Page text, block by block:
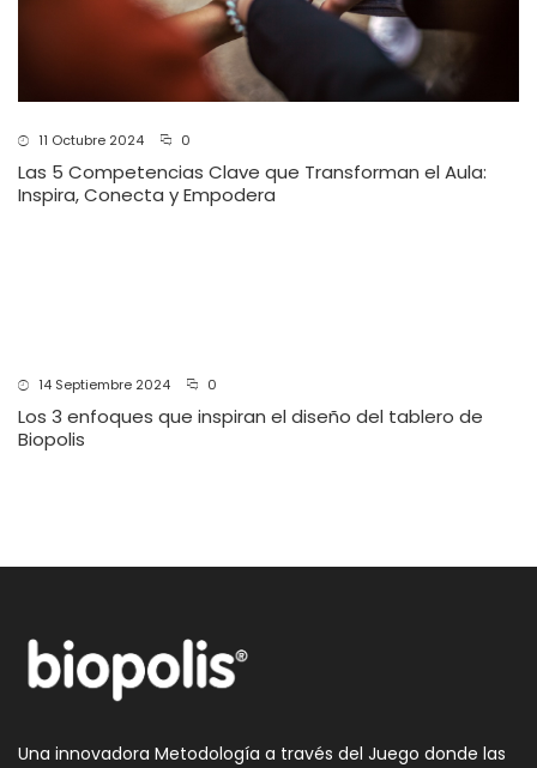
11 Octubre 2024 0
Las 5 Competencias Clave que Transforman el Aula:
Inspira, Conecta y Empodera
14 Septiembre 2024 0
Los 3 enfoques que inspiran el diseño del tablero de
Biopolis
Una innovadora Metodología a través del Juego donde las